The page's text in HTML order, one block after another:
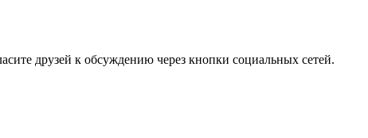
друзей к обсуждению через кнопки социальных сетей.